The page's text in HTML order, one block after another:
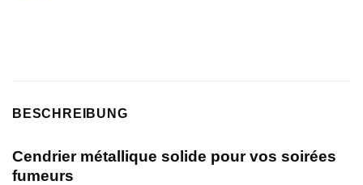
BESCHREIBUNG
Cendrier métallique solide pour vos soirées
fumeurs